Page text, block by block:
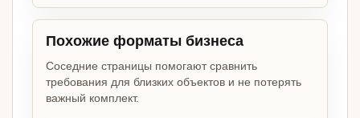
Похожие форматы бизнеса
Соседние страницы помогают сравнить
требования для близких объектов и не потерять
важный комплект.